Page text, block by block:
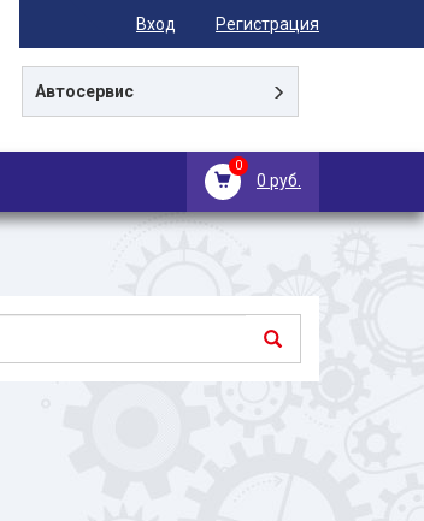
Вход Регистрация
Автосервис
0
0 руб.